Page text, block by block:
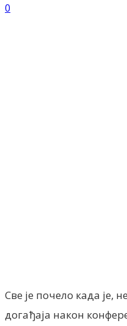
0
Све је почело када је,
догађаја након